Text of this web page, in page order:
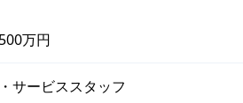
万円
サービススタッフ